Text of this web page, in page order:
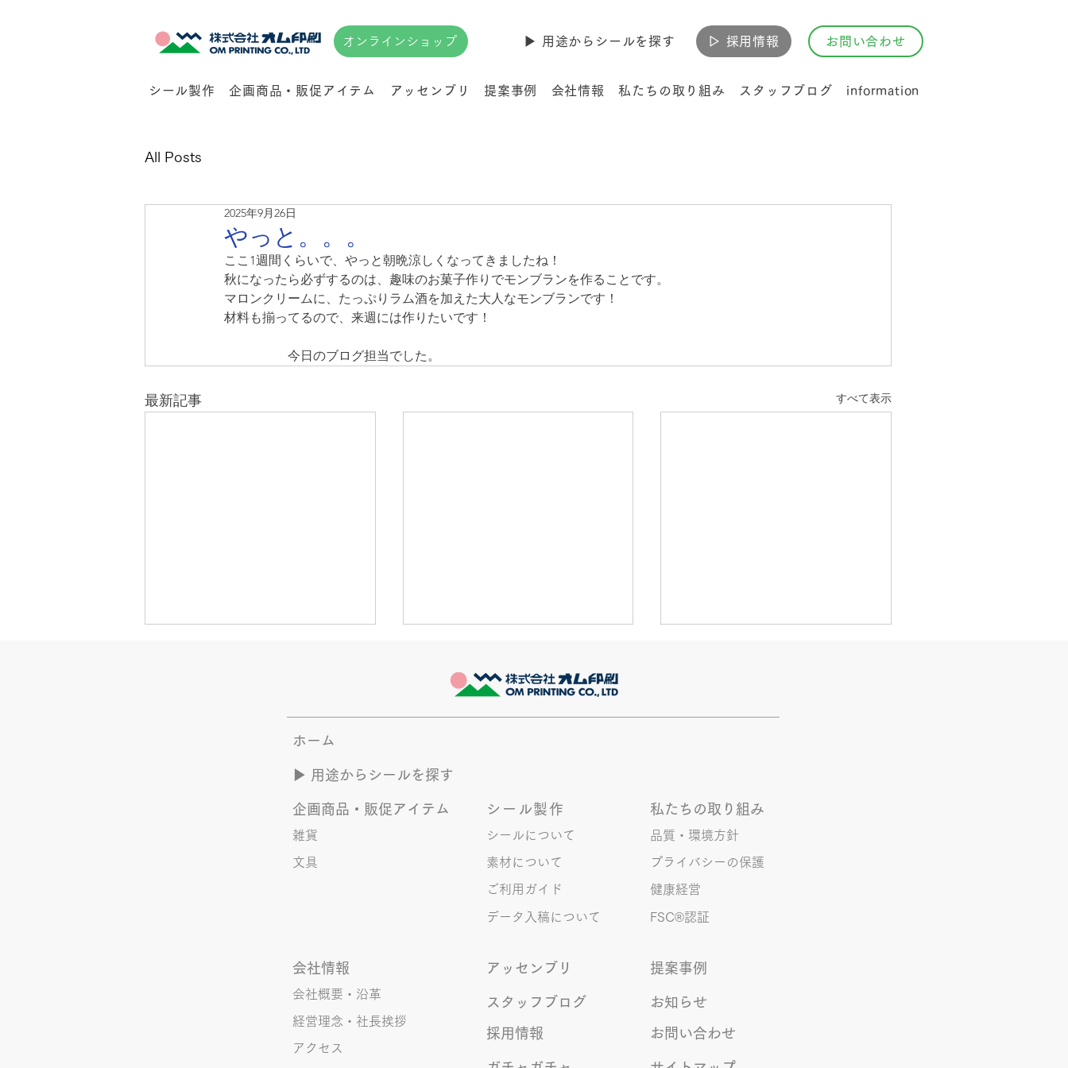
オンラインショップ ▶︎ 用途からシールを探す ▷ 採用情報 お問い合わせ
シール製作 企画商品・販促アイテム アッセンブリ 提案事例 会社情報 私たちの取り組み スタッフブログ information
All Posts
やっと。。。
2025年9月26日
ここ1週間くらいで、やっと朝晩涼しくなってきましたね！
秋になったら必ずするのは、趣味のお菓子作りでモンブランを作ることです。
マロンクリームに、たっぷりラム酒を加えた大人なモンブランです！
材料も揃ってるので、来週には作りたいです！
今日のブログ担当でした。
最新記事 すべて表示
のかって？ それは、きなこがま
た笑いのネタを提供してくれたか
こ(ニックネーム)は、漢字がちょ
っぴり苦手。 だけど本人はいつ
も自信満々。 【彼女の書いた漢
字の間違い例】 機械説定×⇒設定
〇 準備能熱×⇒態勢〇 証固
最近とあるVTuberにハマってい
ます。 推し活という程でもない
お昼ご飯つくりに、食べ盛り男子
にとってはとても辛い1ヶ月の始
まりです。 全国のお母さん達、
共に頑張りましょう！！ 管理 S
ホーム
▶︎ 用途からシールを探す
企画商品・販促アイテム
雑貨
文具
会社情報
会社概要・沿革
経営理念・社長挨拶
アクセス
シール製作
シールについて
素材について
ご利用ガイド
データ入稿について
私たちの取り組み
品質・環境方針
プライバシーの保護
健康経営
FSC®︎認証
アッセンブリ 提案事例
スタッフブログ お知らせ
採用情報 お問い合わせ